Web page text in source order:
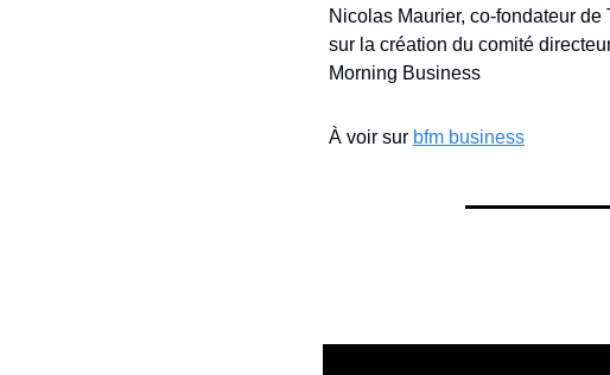
Nicolas Maurier, co-fondateur
sur la création du comité
Morning Business
À voir sur bfm business